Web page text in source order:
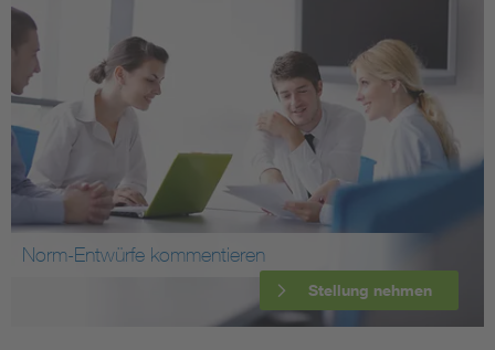
Norm-Entwürfe kommentieren
Stellung nehmen